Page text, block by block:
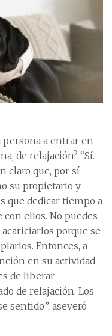
persona a entrar en
de relajación? “Sí.
claro que, por sí
su propietario y
que dedicar tiempo a
ellos. No puedes
porque se
Entonces, a
en su actividad
de liberar
de relajación. Los
sentido”, aseveró